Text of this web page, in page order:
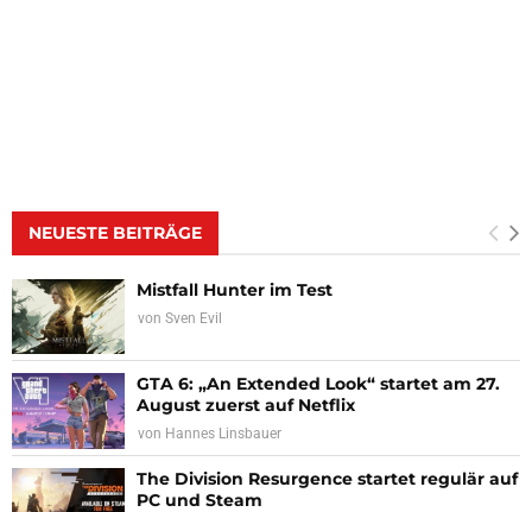
NEUESTE BEITRÄGE
Mistfall Hunter im Test
von Sven Evil
GTA 6: „An Extended Look“ startet am 27.
August zuerst auf Netflix
von Hannes Linsbauer
The Division Resurgence startet regulär auf
PC und Steam